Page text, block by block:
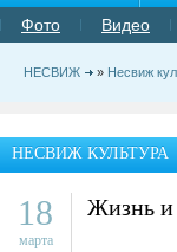
Фото Видео
НЕСВИЖ » Несвиж
НЕСВИЖ КУЛЬТУРА
18
марта
Жизнь и